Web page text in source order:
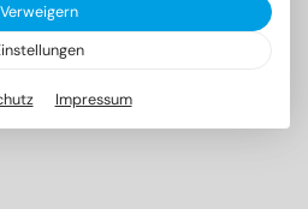
Verweigern
Impressum